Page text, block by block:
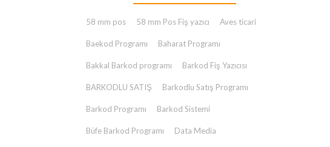
58 mm pos 58 mm Pos Fiş yazıcı Aves ticari
Baekod Programı Baharat Programı
Bakkal Barkod programı Barkod Fiş Yazıcısı
BARKODLU SATIŞ Barkodlu Satış Programı
Barkod Programı Barkod Sistemi
Büfe Barkod Programı Data Media